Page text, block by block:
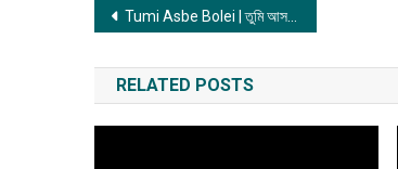
Post
navigation
Tumi Asbe Bolei | তুমি আসবে বলেই
RELATED POSTS